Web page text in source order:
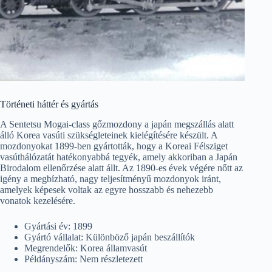
Történeti háttér és gyártás
A Sentetsu Mogai-class gőzmozdony a japán megszállás alatt
álló Korea vasúti szükségleteinek kielégítésére készült. A
mozdonyokat 1899-ben gyártották, hogy a Koreai Félsziget
vasúthálózatát hatékonyabbá tegyék, amely akkoriban a Japán
Birodalom ellenőrzése alatt állt. Az 1890-es évek végére nőtt az
igény a megbízható, nagy teljesítményű mozdonyok iránt,
amelyek képesek voltak az egyre hosszabb és nehezebb
vonatok kezelésére.
Gyártási év: 1899
Gyártó vállalat: Különböző japán beszállítók
Megrendelők: Korea államvasút
Példányszám: Nem részletezett